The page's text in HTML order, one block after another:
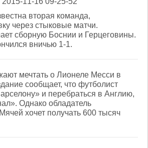
вторая команда,
через стыковые матчи.
сборную Боснии и Герцеговины.
вничью 1-1.
мечтать о Лионеле Месси в
сообщает, что футболист
и перебраться в Англию,
Однако обладатель
хочет получать 600 тысяч